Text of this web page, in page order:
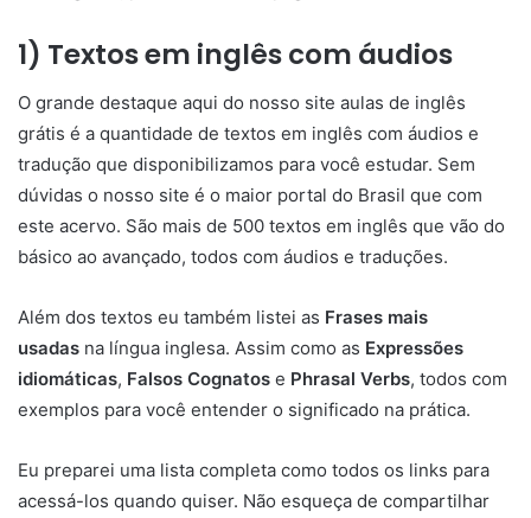
1) Textos em inglês com áudios
O grande destaque aqui do nosso site aulas de inglês
grátis é a quantidade de textos em inglês com áudios e
tradução que disponibilizamos para você estudar. Sem
dúvidas o nosso site é o maior portal do Brasil que com
este acervo. São mais de 500 textos em inglês que vão do
básico ao avançado, todos com áudios e traduções.
Além dos textos eu também listei as Frases mais
usadas na língua inglesa. Assim como as Expressões
idiomáticas, Falsos Cognatos e Phrasal Verbs, todos com
exemplos para você entender o significado na prática.
Eu preparei uma lista completa como todos os links para
acessá-los quando quiser. Não esqueça de compartilhar